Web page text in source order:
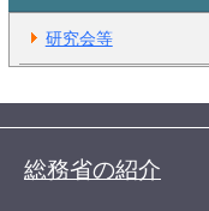
研究会等
総務省の紹介